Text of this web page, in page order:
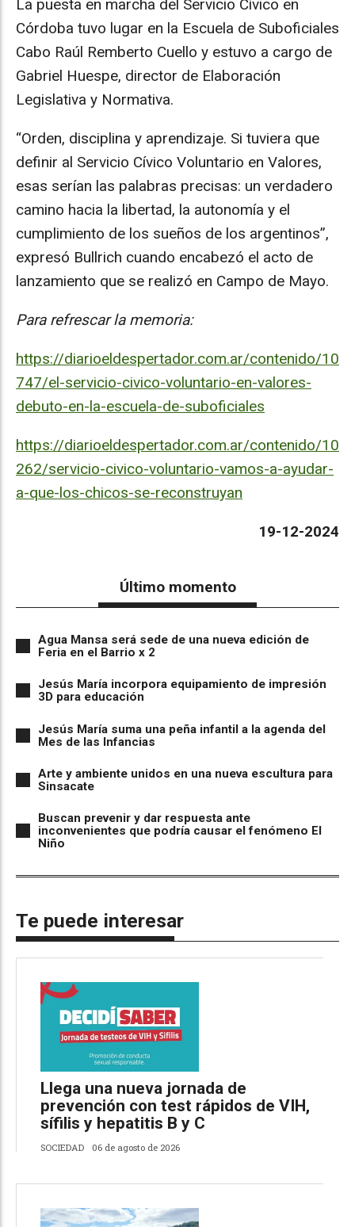
La puesta en marcha del Servicio Cívico en
Córdoba tuvo lugar en la Escuela de Suboficiales
Cabo Raúl Remberto Cuello y estuvo a cargo de
Gabriel Huespe, director de Elaboración
Legislativa y Normativa.
“Orden, disciplina y aprendizaje. Si tuviera que
definir al Servicio Cívico Voluntario en Valores,
esas serían las palabras precisas: un verdadero
camino hacia la libertad, la autonomía y el
cumplimiento de los sueños de los argentinos”,
expresó Bullrich cuando encabezó el acto de
lanzamiento que se realizó en Campo de Mayo.
Para refrescar la memoria:
https://diarioeldespertador.com.ar/contenido/10
747/el-servicio-civico-voluntario-en-valores-
debuto-en-la-escuela-de-suboficiales
https://diarioeldespertador.com.ar/contenido/10
262/servicio-civico-voluntario-vamos-a-ayudar-
a-que-los-chicos-se-reconstruyan
19-12-2024
Último momento
Agua Mansa será sede de una nueva edición de
Feria en el Barrio x 2
Jesús María incorpora equipamiento de impresión
3D para educación
Jesús María suma una peña infantil a la agenda del
Mes de las Infancias
Arte y ambiente unidos en una nueva escultura para
Sinsacate
Buscan prevenir y dar respuesta ante
inconvenientes que podría causar el fenómeno El
Niño
Te puede interesar
Llega una nueva jornada de
prevención con test rápidos de VIH,
sífilis y hepatitis B y C
SOCIEDAD 06 de agosto de 2026